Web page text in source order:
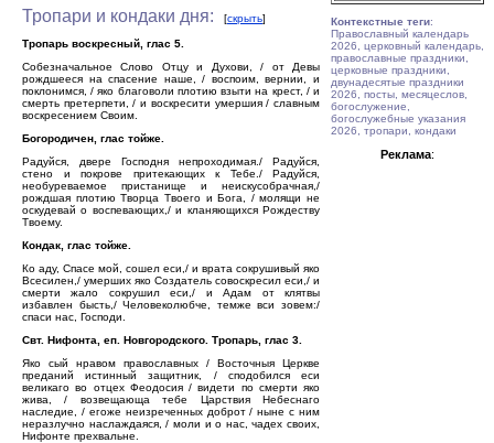
Тропари и кондаки дня: [скрыть]
Тропарь воскресный, глас 5.
Собезначальное Слово Отцу и Духови, / от Девы
рождшееся на спасение наше, / воспоим, вернии, и
поклонимся, / яко благоволи плотию взыти на крест, / и
смерть претерпети, / и воскресити умершия / славным
воскресением Своим.
Богородичен, глас тойже.
Радуйся, двере Господня непроходимая./ Радуйся,
стено и покрове притекающих к Тебе./ Радуйся,
необуреваемое пристанище и неискусобрачная,/
рождшая плотию Творца Твоего и Бога, / молящи не
оскудевай о воспевающих,/ и кланяющихся Рождеству
Твоему.
Кондак, глас тойже.
Ко аду, Спасе мой, сошел еси,/ и врата сокрушивый яко
Всесилен,/ умерших яко Создатель совоскресил еси,/ и
смерти жало сокрушил еси,/ и Адам от клятвы
избавлен бысть,/ Человеколюбче, темже вси зовем:/
спаси нас, Господи.
Свт. Нифонта, еп. Новгородского. Тропарь, глас 3.
Яко сый нравом православных / Восточныя Церкве
преданий истинный защитник, / сподобился еси
великаго во отцех Феодосия / видети по смерти яко
жива, / возвещающа тебе Царствия Небеснаго
наследие, / егоже неизреченных доброт / ныне с ним
неразлучно наслаждаяся, / моли и о нас, чадех своих,
Нифонте прехвальне.
Контекстные теги:
Православный календарь
2026, церковный календарь,
православные праздники,
церковные праздники,
двунадесятые праздники
2026, посты, месяцеслов,
богослужение,
богослужебные указания
2026, тропари, кондаки
Реклама: